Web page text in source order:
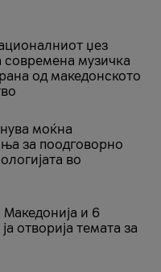
џез
современа музичка
од македонското
моќна
за поодговорно
во
Македонија и 6
отворија темата за